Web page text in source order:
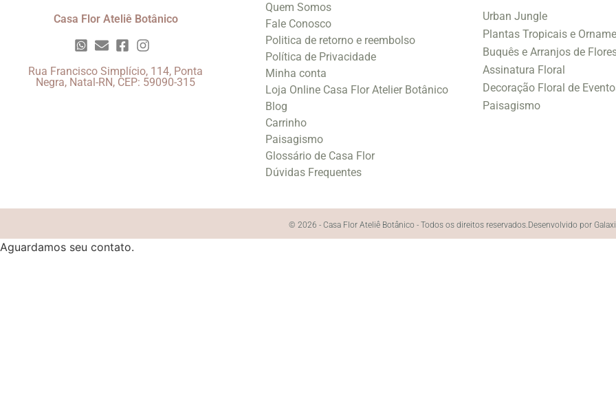
Casa Flor Ateliê Botânico
Rua Francisco Simplício, 114, Ponta
Negra, Natal-RN, CEP: 59090-315
Quem Somos
Fale Conosco
Politica de retorno e reembolso
Política de Privacidade
Minha conta
Loja Online Casa Flor Atelier Botânico
Blog
Carrinho
Paisagismo
Glossário de Casa Flor
Dúvidas Frequentes
Urban Jungle
Plantas Tropicais e
Buquês e Arranjos de
Assinatura Floral
Decoração Floral de
Paisagismo
© 2026 - Casa Flor Ateliê Botânico - Todos os direitos reservados.Desenvolvido por
Aguardamos seu contato.